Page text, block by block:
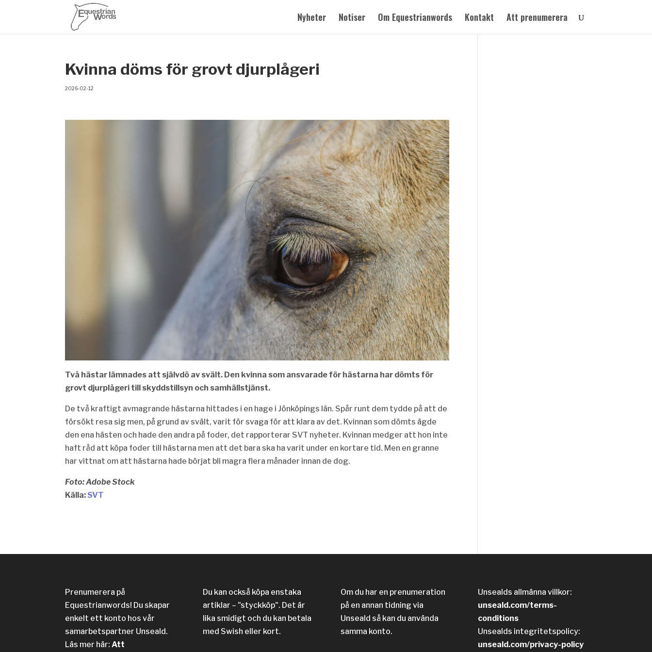
Nyheter Notiser Om Equestrianwords Kontakt Att prenumerera
Kvinna döms för grovt djurplågeri
2026-02-12
Två hästar lämnades att självdö av svält. Den kvinna som ansvarade för hästarna har dömts för
grovt djurplågeri till skyddstillsyn och samhällstjänst.
De två kraftigt avmagrande hästarna hittades i en hage i Jönköpings län. Spår runt dem tydde på att de
försökt resa sig men, på grund av svält, varit för svaga för att klara av det. Kvinnan som dömts ägde
den ena hästen och hade den andra på foder, det rapporterar SVT nyheter. Kvinnan medger att hon inte
haft råd att köpa foder till hästarna men att det bara ska ha varit under en kortare tid. Men en granne
har vittnat om att hästarna hade börjat bli magra flera månader innan de dog.
Foto: Adobe Stock
Källa:SVT
Prenumerera på
Equestrianwords! Du skapar
enkelt ett konto hos vår
samarbetspartner Unseald.
Läs mer här: Att
Du kan också köpa enstaka
artiklar – "styckköp". Det är
lika smidigt och du kan betala
med Swish eller kort.
Om du har en prenumeration
på en annan tidning via
Unseald så kan du använda
samma konto.
Unsealds allmänna villkor:
unseald.com/terms-
conditions
Unsealds integritetspolicy:
unseald.com/privacy-policy